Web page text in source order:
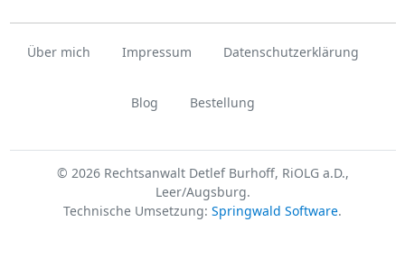
Über mich Impressum Datenschutzerklärung
Blog Bestellung
© 2026 Rechtsanwalt Detlef Burhoff, RiOLG a.D.,
Leer/Augsburg.
Technische Umsetzung: Springwald Software.